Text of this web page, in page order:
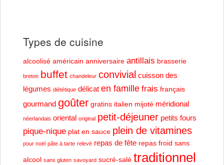
Types de cuisine
alcoolisé américain anniversaire antillais brasserie
breton buffet chandeleur convivial cuisson des
légumes diététique délicat en famille frais français
gourmand goûter gratins italien mijoté méridional
néerlandais oriental original petit-déjeuner petits fours
pique-nique plat en sauce plein de vitamines
pour noël pâte à tarte relevé repas de fête repas froid sans
alcool sans gluten savoyard sucré-salé traditionnel